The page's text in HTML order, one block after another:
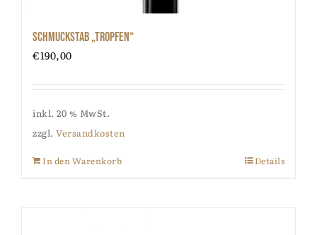
Schmuckstab „Tropfen“
€190,00
inkl. 20 % MwSt.
zzgl. Versandkosten
In den Warenkorb Details